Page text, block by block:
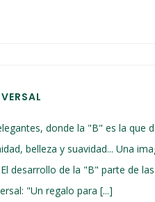
donde la "B" es la
belleza y suavidad... Una
desarrollo de la "B" parte de
"Un regalo para [...]